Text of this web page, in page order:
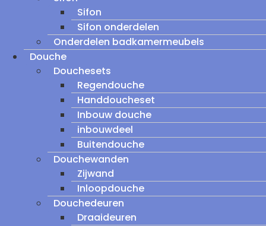
Sifon
Sifon onderdelen
Onderdelen badkamermeubels
Douche
Douchesets
Regendouche
Handdoucheset
Inbouw douche
inbouwdeel
Buitendouche
Douchewanden
Zijwand
Inloopdouche
Douchedeuren
Draaideuren